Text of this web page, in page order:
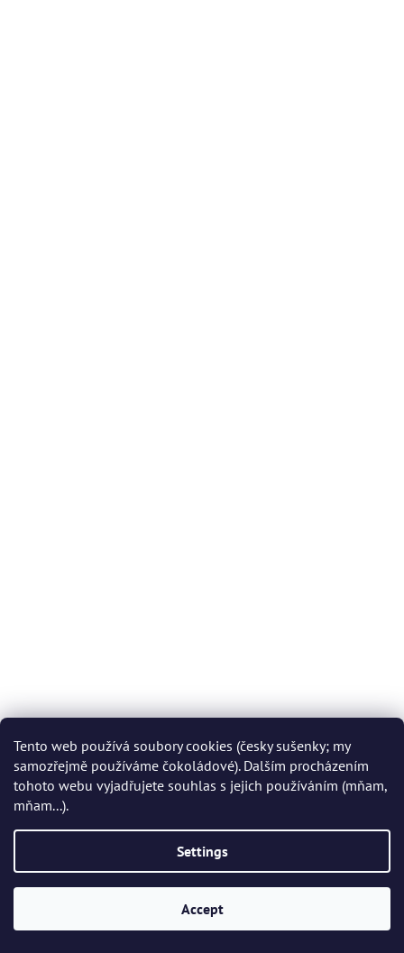
Tento web používá soubory cookies (česky sušenky; my
samozřejmě používáme čokoládové). Dalším procházením
tohoto webu vyjadřujete souhlas s jejich používáním (mňam,
mňam...).
Settings
Accept